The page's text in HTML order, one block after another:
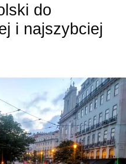
do
i najszybciej